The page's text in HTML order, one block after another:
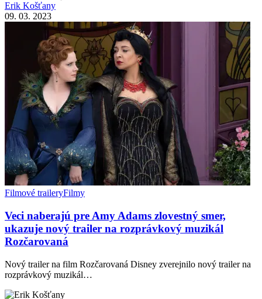
Erik Košťany
09. 03. 2023
Filmové traileryFilmy
Veci naberajú pre Amy Adams zlovestný smer,
ukazuje nový trailer na rozprávkový muzikál
Rozčarovaná
Nový trailer na film Rozčarovaná Disney zverejnilo nový trailer na
rozprávkový muzikál…